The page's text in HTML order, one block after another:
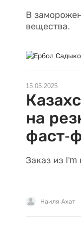
В
вещества.
15.05.2025
на
фаст-
Заказ из I'm
Наиля Ахат